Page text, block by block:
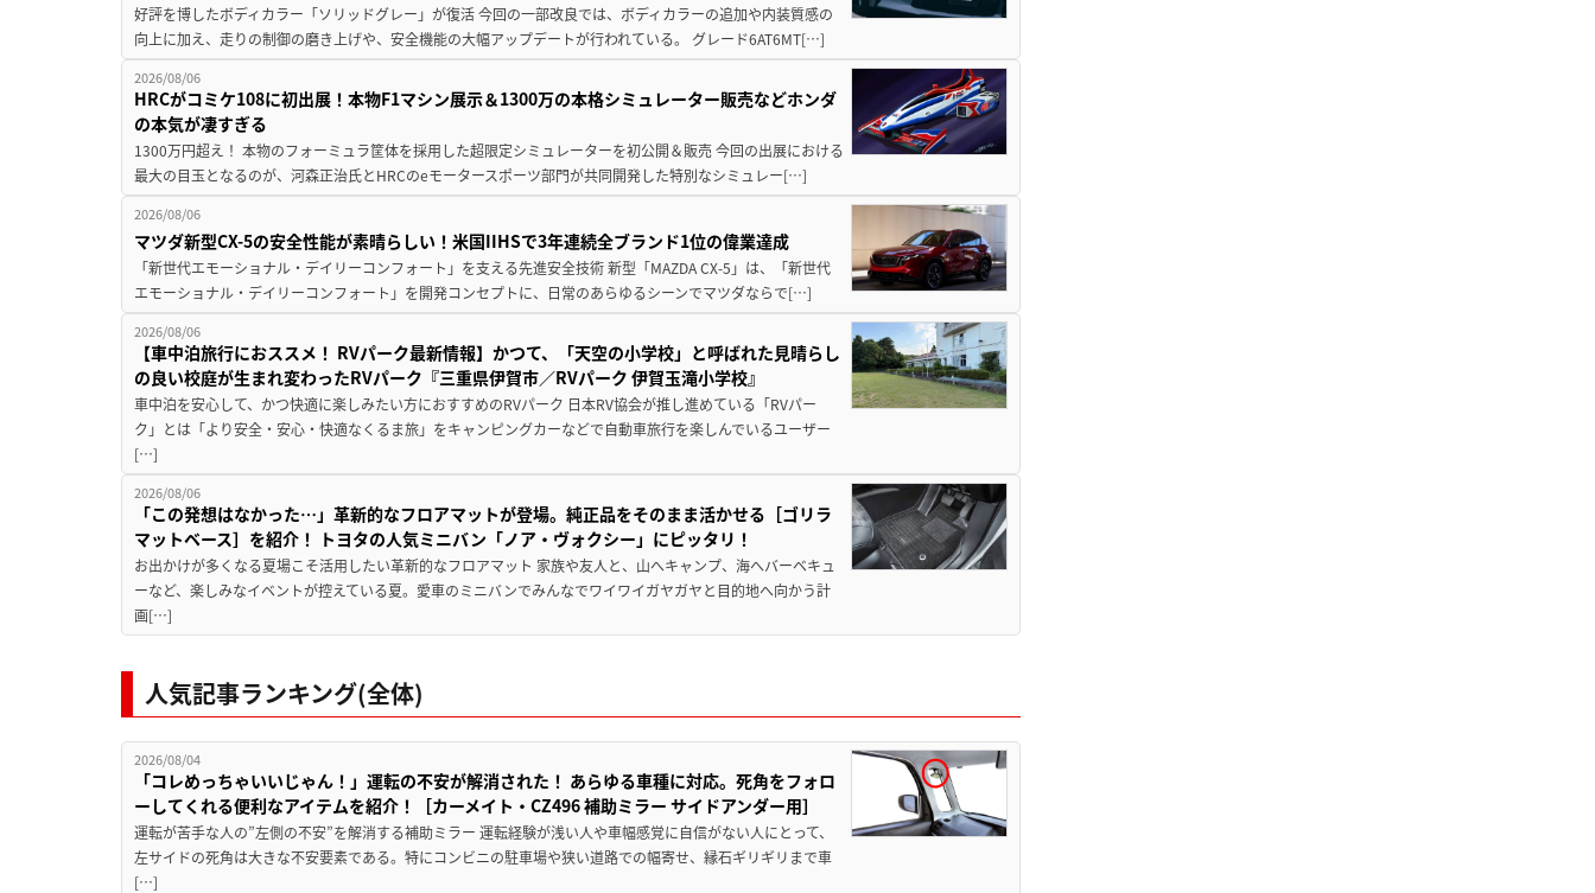
好評を博したボディカラー「ソリッドグレー」が復活 今回の一部改良では、ボディカラーの追加や内装質感の
向上に加え、走りの制御の磨き上げや、安全機能の大幅アップデートが行われている。 グレード6AT6MT[…]
2026/08/06
HRCがコミケ108に初出展！本物F1マシン展示＆1300万の本格シミュレーター販売などホンダ
の本気が凄すぎる
1300万円超え！ 本物のフォーミュラ筐体を採用した超限定シミュレーターを初公開＆販売 今回の出展における
最大の目玉となるのが、河森正治氏とHRCのeモータースポーツ部門が共同開発した特別なシミュレー[…]
2026/08/06
マツダ新型CX-5の安全性能が素晴らしい！米国IIHSで3年連続全ブランド1位の偉業達成
「新世代エモーショナル・デイリーコンフォート」を支える先進安全技術 新型「MAZDA CX-5」は、「新世代
エモーショナル・デイリーコンフォート」を開発コンセプトに、日常のあらゆるシーンでマツダならで[…]
2026/08/06
【車中泊旅行におススメ！ RVパーク最新情報】かつて、「天空の小学校」と呼ばれた見晴らし
の良い校庭が生まれ変わったRVパーク『三重県伊賀市／RVパーク 伊賀玉滝小学校』
車中泊を安心して、かつ快適に楽しみたい方におすすめのRVパーク 日本RV協会が推し進めている「RVパー
ク」とは「より安全・安心・快適なくるま旅」をキャンピングカーなどで自動車旅行を楽しんでいるユーザー
[…]
2026/08/06
「この発想はなかった…」革新的なフロアマットが登場。純正品をそのまま活かせる［ゴリラ
マットベース］を紹介！ トヨタの人気ミニバン「ノア・ヴォクシー」にピッタリ！
お出かけが多くなる夏場こそ活用したい革新的なフロアマット 家族や友人と、山へキャンプ、海へバーベキュ
ーなど、楽しみなイベントが控えている夏。愛車のミニバンでみんなでワイワイガヤガヤと目的地へ向かう計
画[…]
人気記事ランキング(全体)
2026/08/04
「コレめっちゃいいじゃん！」運転の不安が解消された！ あらゆる車種に対応。死角をフォロ
ーしてくれる便利なアイテムを紹介！［カーメイト・CZ496 補助ミラー サイドアンダー用］
運転が苦手な人の”左側の不安”を解消する補助ミラー 運転経験が浅い人や車幅感覚に自信がない人にとって、
左サイドの死角は大きな不安要素である。特にコンビニの駐車場や狭い道路での幅寄せ、縁石ギリギリまで車
[…]